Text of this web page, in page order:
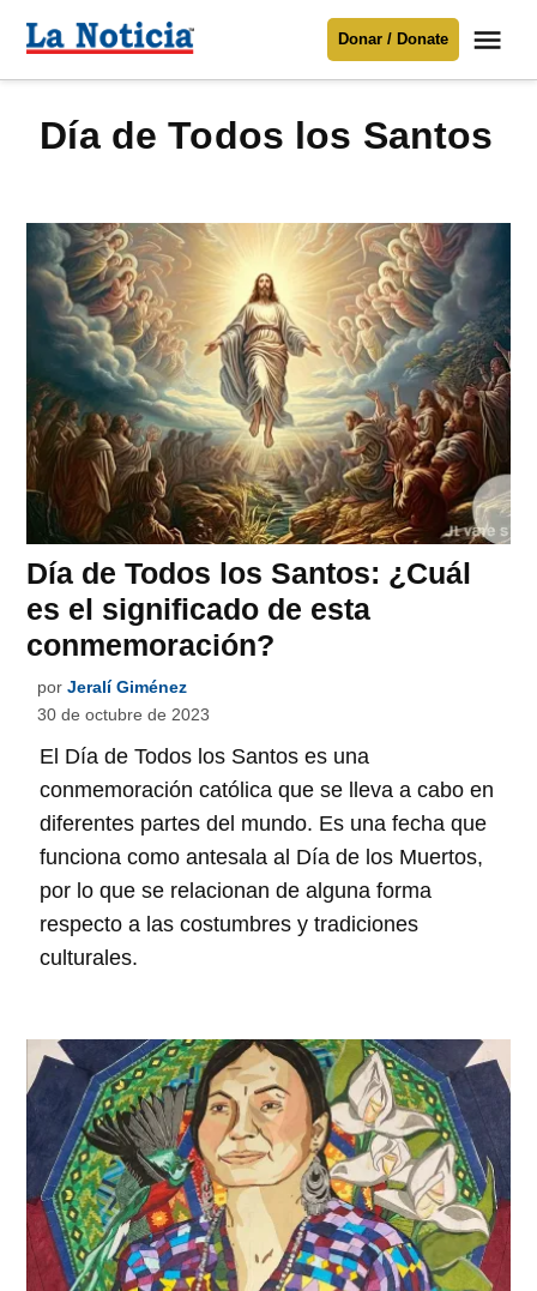
Para mantenerte informado necesitamostu apoyo
contenido
Noticia
Donar / Donate
Día de Todos los Santos
Día de Todos los Santos: ¿Cuál
es el significado de esta
conmemoración?
por Jeralí Giménez
30 de octubre de 2023
El Día de Todos los Santos es una
conmemoración católica que se lleva a cabo en
diferentes partes del mundo. Es una fecha que
funciona como antesala al Día de los Muertos,
por lo que se relacionan de alguna forma
respecto a las costumbres y tradiciones
culturales.